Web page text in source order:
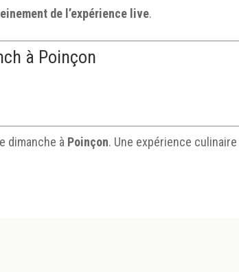
de l’expérience live.
à Poinçon
dimanche à Poinçon. Une expérience